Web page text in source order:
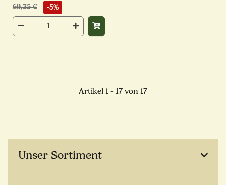
69,35 € -5%
Artikel 1 - 17 von 17
Unser Sortiment